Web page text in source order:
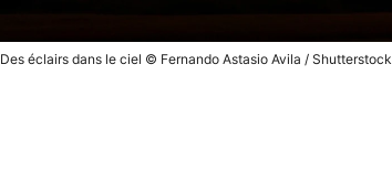
Des éclairs dans le ciel © Fernando Astasio Avila / Shutterstock